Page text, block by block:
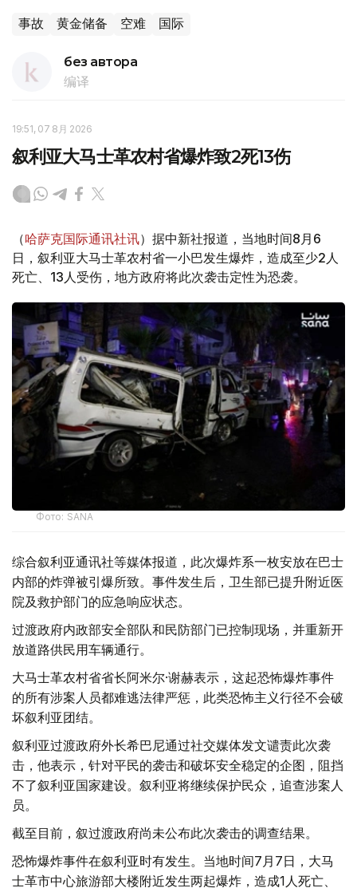
事故 黄金储备 空难 国际
без автора
编译
19:51, 07 8月 2026
叙利亚大马士革农村省爆炸致2死13伤
（哈萨克国际通讯社讯）据中新社报道，当地时间8月6
日，叙利亚大马士革农村省一小巴发生爆炸，造成至少2人
死亡、13人受伤，地方政府将此次袭击定性为恐袭。
Фото: SANA
综合叙利亚通讯社等媒体报道，此次爆炸系一枚安放在巴士
内部的炸弹被引爆所致。事件发生后，卫生部已提升附近医
院及救护部门的应急响应状态。
过渡政府内政部安全部队和民防部门已控制现场，并重新开
放道路供民用车辆通行。
大马士革农村省省长阿米尔·谢赫表示，这起恐怖爆炸事件
的所有涉案人员都难逃法律严惩，此类恐怖主义行径不会破
坏叙利亚团结。
叙利亚过渡政府外长希巴尼通过社交媒体发文谴责此次袭
击，他表示，针对平民的袭击和破坏安全稳定的企图，阻挡
不了叙利亚国家建设。叙利亚将继续保护民众，追查涉案人
员。
截至目前，叙过渡政府尚未公布此次袭击的调查结果。
恐怖爆炸事件在叙利亚时有发生。当地时间7月7日，大马
士革市中心旅游部大楼附近发生两起爆炸，造成1人死亡、